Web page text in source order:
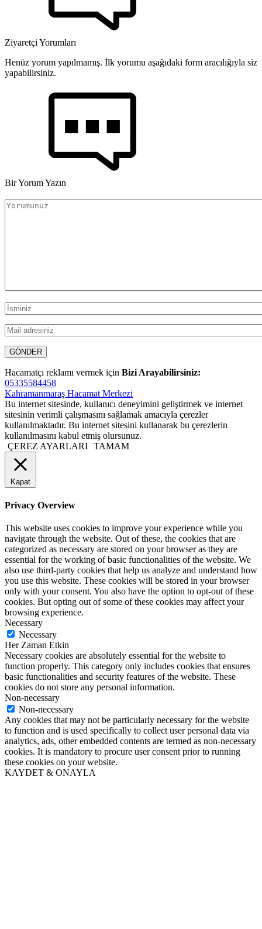
Ziyaretçi Yorumları
Henüz yorum yapılmamış. İlk yorumu aşağıdaki form aracılığıyla siz
yapabilirsiniz.
Bir Yorum Yazın
Hacamatçı reklamı vermek için Bizi Arayabilirsiniz:
05335584458
Kahramanmaraş Hacamat Merkezi
Bu internet sitesinde, kullanıcı deneyimini geliştirmek ve internet
sitesinin verimli çalışmasını sağlamak amacıyla çerezler
kullanılmaktadır. Bu internet sitesini kullanarak bu çerezlerin
kullanılmasını kabul etmiş olursunuz.
ÇEREZ AYARLARI TAMAM
Kapat
Privacy Overview
This website uses cookies to improve your experience while you
navigate through the website. Out of these, the cookies that are
categorized as necessary are stored on your browser as they are
essential for the working of basic functionalities of the website. We
also use third-party cookies that help us analyze and understand how
you use this website. These cookies will be stored in your browser
only with your consent. You also have the option to opt-out of these
cookies. But opting out of some of these cookies may affect your
browsing experience.
Necessary
Necessary
Her Zaman Etkin
Necessary cookies are absolutely essential for the website to
function properly. This category only includes cookies that ensures
basic functionalities and security features of the website. These
cookies do not store any personal information.
Non-necessary
Non-necessary
Any cookies that may not be particularly necessary for the website
to function and is used specifically to collect user personal data via
analytics, ads, other embedded contents are termed as non-necessary
cookies. It is mandatory to procure user consent prior to running
these cookies on your website.
KAYDET & ONAYLA